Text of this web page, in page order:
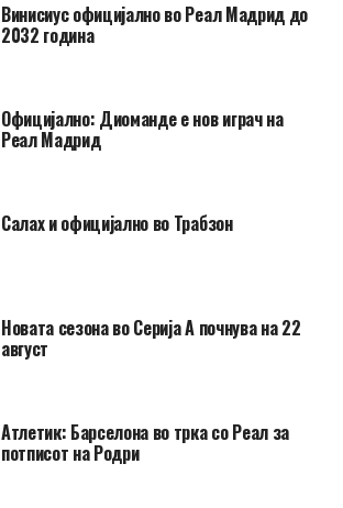
Винисиус официјално во Реал Мадрид до
2032 година
Официјално: Диоманде е нов играч на
Реал Мадрид
Салах и официјално во Трабзон
Новата сезона во Серија А почнува на 22
август
Атлетик: Барселона во трка со Реал за
потписот на Родри